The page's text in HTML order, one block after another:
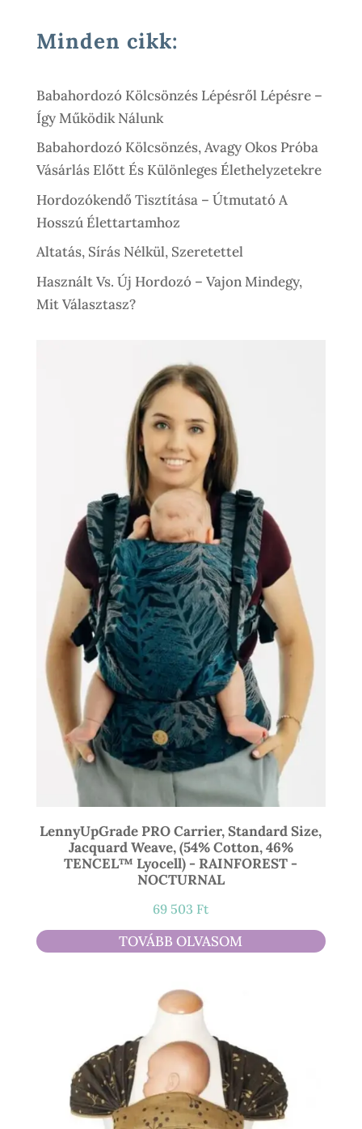
500 Ft
700 Ft
900 Ft
Minden cikk:
Babahordozó Kölcsönzés Lépésről Lépésre –
Így Működik Nálunk
Babahordozó Kölcsönzés, Avagy Okos Próba
Vásárlás Előtt És Különleges Élethelyzetekre
Hordozókendő Tisztítása – Útmutató A
Hosszú Élettartamhoz
Altatás, Sírás Nélkül, Szeretettel
Használt Vs. Új Hordozó – Vajon Mindegy,
Mit Választasz?
LennyUpGrade PRO Carrier, Standard Size,
Jacquard Weave, (54% Cotton, 46%
TENCEL™ Lyocell) - RAINFOREST -
NOCTURNAL
69 503 Ft
TOVÁBB OLVASOM